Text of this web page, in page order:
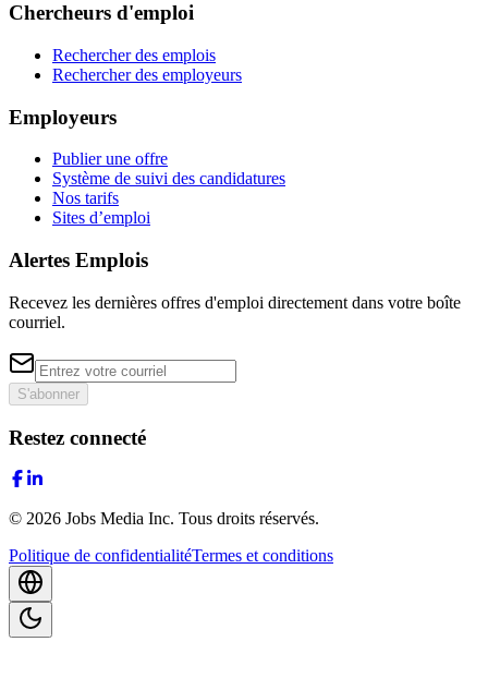
Chercheurs d'emploi
Rechercher des emplois
Rechercher des employeurs
Employeurs
Publier une offre
Système de suivi des candidatures
Nos tarifs
Sites d’emploi
Alertes Emplois
Recevez les dernières offres d'emploi directement dans votre boîte
courriel.
S'abonner
Restez connecté
© 2026 Jobs Media Inc. Tous droits réservés.
Politique de confidentialitéTermes et conditions